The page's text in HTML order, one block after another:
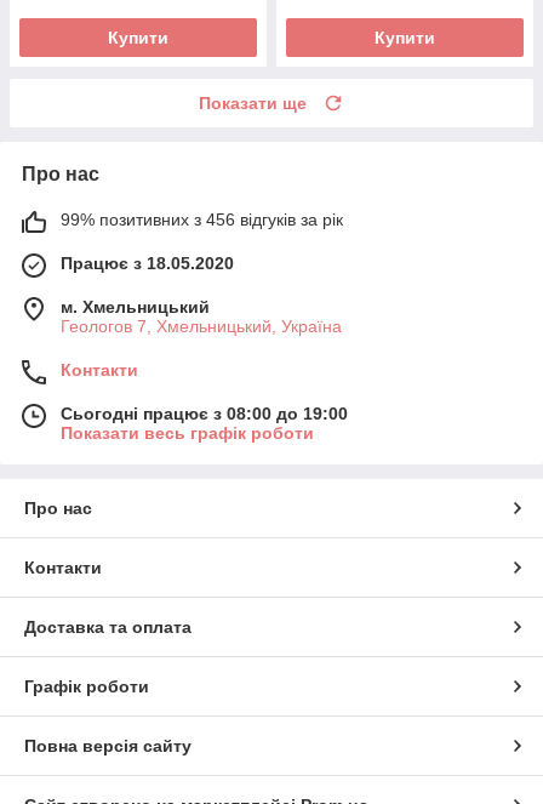
Купити Купити
Показати ще
Про нас
99% позитивних з 456 відгуків за рік
Працює з 18.05.2020
м. Хмельницький
Геологов 7, Хмельницький, Україна
Контакти
Сьогодні працює з 08:00 до 19:00
Показати весь графік роботи
Про нас
Контакти
Доставка та оплата
Графік роботи
Повна версія сайту